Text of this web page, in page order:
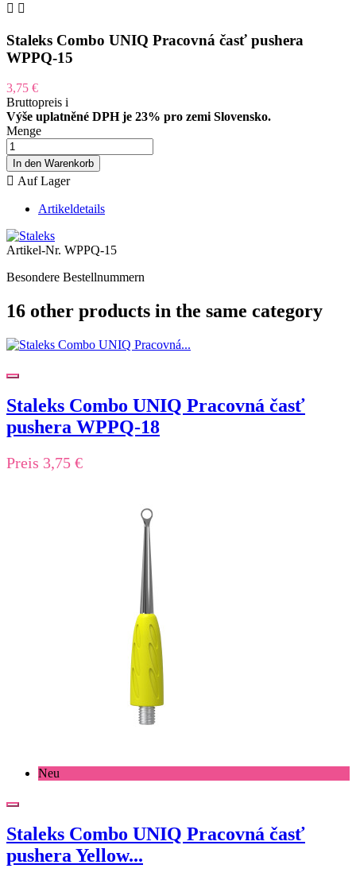
 
Staleks Combo UNIQ Pracovná časť pushera
WPPQ-15
3,75 €
Bruttopreis i
Výše uplatněné DPH je 23% pro zemi Slovensko.
Menge
In den Warenkorb
 Auf Lager
Artikeldetails
Artikel-Nr. WPPQ-15
Besondere Bestellnummern
16 other products in the same category
Staleks Combo UNIQ Pracovná časť
pushera WPPQ-18
Preis 3,75 €
Neu
Staleks Combo UNIQ Pracovná časť
pushera Yellow...